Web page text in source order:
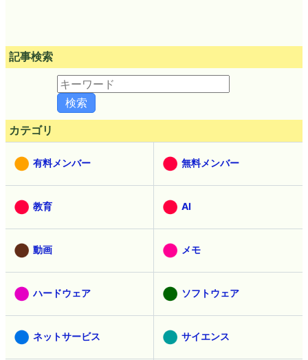
記事検索
カテゴリ
有料メンバー 無料メンバー
教育 AI
動画 メモ
ハードウェア ソフトウェア
ネットサービス サイエンス